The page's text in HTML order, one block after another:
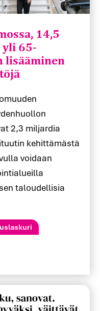
14,5
65-
2,3 miljardia
kehittämästä
voidaan
taloudellisia